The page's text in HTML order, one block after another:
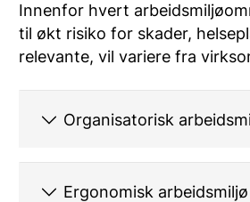
Innenfor hvert
til økt risiko for skader,
relevante, vil variere fra
Organisatorisk
Ergonomisk arbeidsmiljø